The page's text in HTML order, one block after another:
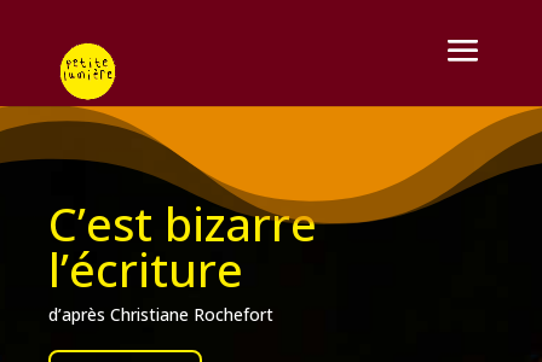
C’est bizarre
l’écriture
d’après Christiane Rochefort